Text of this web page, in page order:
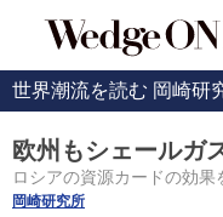
世界潮流を読む 岡崎研
欧州もシェールガ
ロシアの資源カードの効果
岡崎研究所